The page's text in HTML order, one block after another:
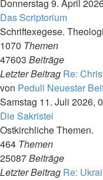
Donnerstag 9. April
Das Scriptorium
Schriftexegese.
1070 Themen
47603 Beiträge
Letzter Beitrag Re:
von Peduli Neuester
Samstag 11. Juli 2026,
Die Sakristei
Ostkirchliche Themen.
464 Themen
25087Beiträge
Letzter Beitrag Re: